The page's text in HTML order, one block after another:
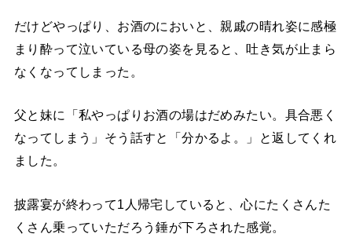
だけどやっぱり、お酒のにおいと、親戚の晴れ姿に感極
まり酔って泣いている母の姿を見ると、吐き気が止まら
なくなってしまった。
父と妹に「私やっぱりお酒の場はだめみたい。具合悪く
なってしまう」そう話すと「分かるよ。」と返してくれ
ました。
披露宴が終わって1人帰宅していると、心にたくさんた
くさん乗っていただろう錘が下ろされた感覚。